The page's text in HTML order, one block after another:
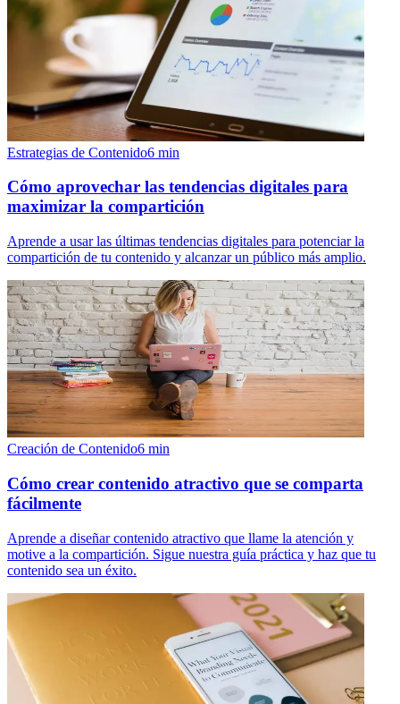
Estrategias de Contenido6 min
Cómo aprovechar las tendencias digitales para
maximizar la compartición
Aprende a usar las últimas tendencias digitales para potenciar la
compartición de tu contenido y alcanzar un público más amplio.
Creación de Contenido6 min
Cómo crear contenido atractivo que se comparta
fácilmente
Aprende a diseñar contenido atractivo que llame la atención y
motive a la compartición. Sigue nuestra guía práctica y haz que tu
contenido sea un éxito.